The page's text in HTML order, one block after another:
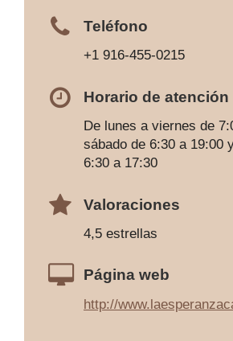
Teléfono
+1 916-455-0215
Horario de atención
De lunes a viernes de
sábado de 6:30 a 19:00
6:30 a 17:30
Valoraciones
4,5 estrellas
Página web
http://